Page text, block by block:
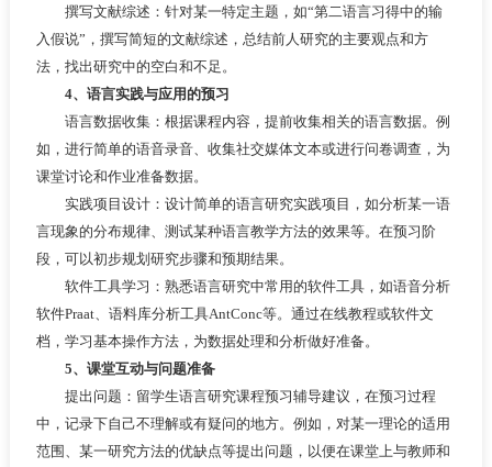
撰写文献综述：针对某一特定主题，如“第二语言习得中的输
入假说”，撰写简短的文献综述，总结前人研究的主要观点和方
法，找出研究中的空白和不足。
4、语言实践与应用的预习
语言数据收集：根据课程内容，提前收集相关的语言数据。例
如，进行简单的语音录音、收集社交媒体文本或进行问卷调查，为
课堂讨论和作业准备数据。
实践项目设计：设计简单的语言研究实践项目，如分析某一语
言现象的分布规律、测试某种语言教学方法的效果等。在预习阶
段，可以初步规划研究步骤和预期结果。
软件工具学习：熟悉语言研究中常用的软件工具，如语音分析
软件Praat、语料库分析工具AntConc等。通过在线教程或软件文
档，学习基本操作方法，为数据处理和分析做好准备。
5、课堂互动与问题准备
提出问题：留学生语言研究课程预习辅导建议，在预习过程
中，记录下自己不理解或有疑问的地方。例如，对某一理论的适用
范围、某一研究方法的优缺点等提出问题，以便在课堂上与教师和